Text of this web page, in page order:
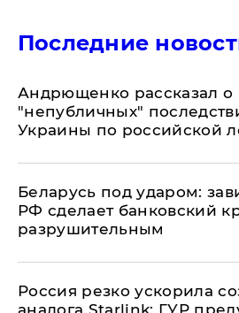
Последние
Андрющенко рассказал о
"непубличных"
Украины по российской
Беларусь под ударом:
РФ сделает банковский
разрушительным
​Россия резко ускорила